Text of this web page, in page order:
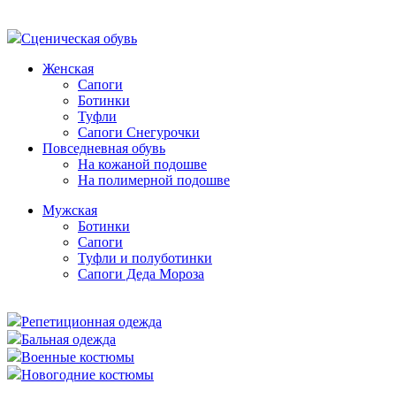
Сценическая обувь
Женская
Сапоги
Ботинки
Туфли
Сапоги Снегурочки
Повседневная обувь
На кожаной подошве
На полимерной подошве
Мужская
Ботинки
Сапоги
Туфли и полуботинки
Сапоги Деда Мороза
Репетиционная одежда
Бальная одежда
Военные костюмы
Новогодние костюмы